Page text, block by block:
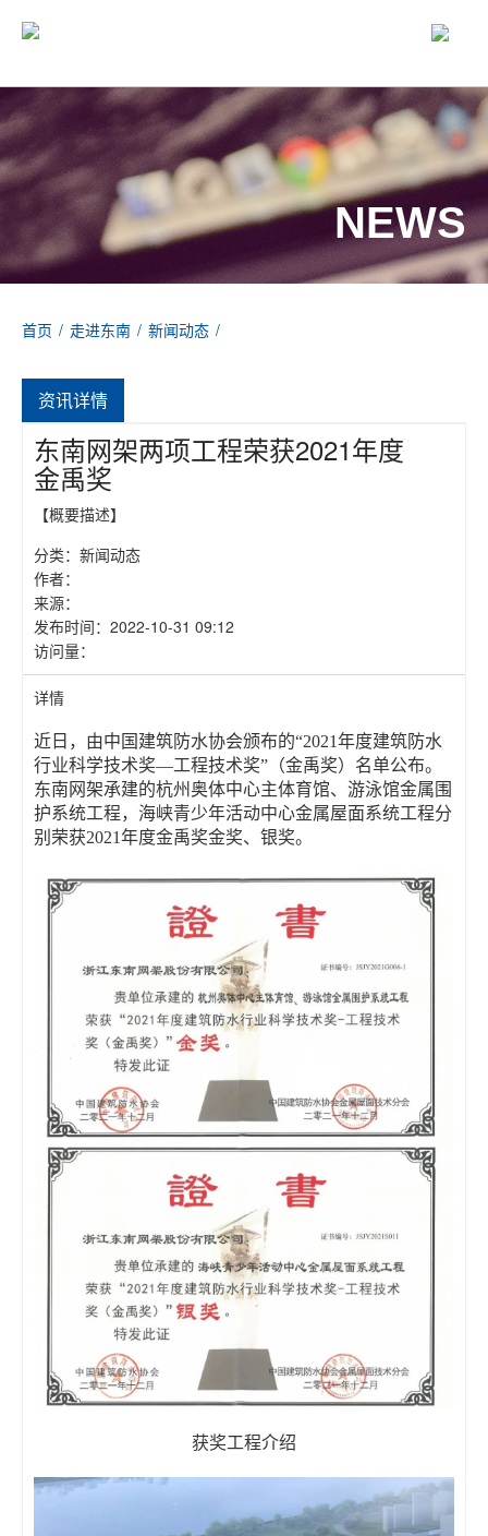
NEWS
首页 / 走进东南 / 新闻动态 /
资讯详情
东南网架两项工程荣获2021年度
金禹奖
【概要描述】
分类： 新闻动态
作者：
来源：
发布时间： 2022-10-31 09:12
访问量：
详情
近日，由中国建筑防水协会颁布的“2021年度建筑防水
行业科学技术奖—工程技术奖”（金禹奖）名单公布。
东南网架承建的杭州奥体中心主体育馆、游泳馆金属围
护系统工程，海峡青少年活动中心金属屋面系统工程分
别荣获2021年度金禹奖金奖、银奖。
获奖工程介绍